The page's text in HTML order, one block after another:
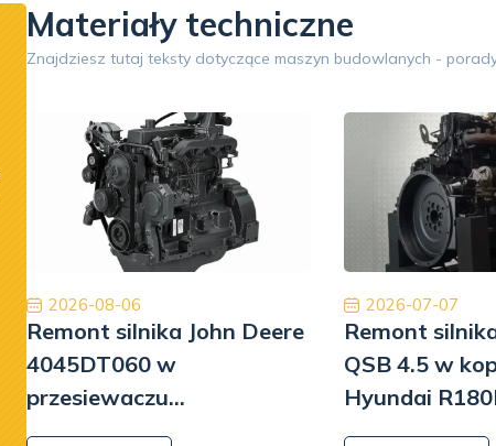
Google
Współpraca na wysokim poziomie. Firma na 6.
Polecam z czystym sumieniem. Na pewno jeśli
będę musiał to skorzystam jeszcze raz. Naprawa
Pomp hydrauliki Koparka Terex
w
się
zbyt
Materiały techniczne
Znajdziesz tutaj teksty dotyczące maszyn budowlanych -
2026-08-06
Remont silnika John Deere
4045DT060 w
przesiewaczu
Powerscreen Warrior 800
2026-07-07
Remont
QSB 4.5 w
Hyundai